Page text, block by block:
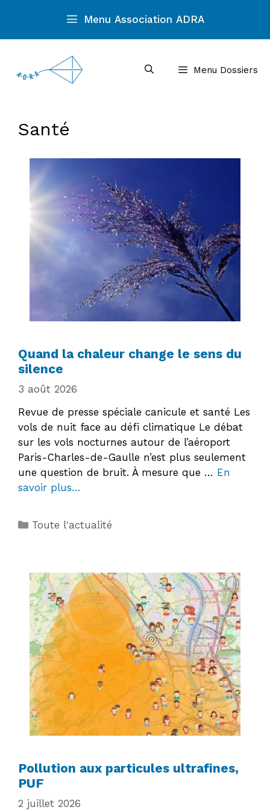
contenu
Menu Association ADRA
Menu Dossiers
Santé
Quand la chaleur change le sens du
silence
3 août 2026
Revue de presse spéciale canicule et santé Les
vols de nuit face au défi climatique Le débat
sur les vols nocturnes autour de l’aéroport
Paris-Charles-de-Gaulle n’est plus seulement
une question de bruit. À mesure que … En
savoir plus…
Catégories
Toute l'actualité
Pollution aux particules ultrafines,
PUF
2 juillet 2026